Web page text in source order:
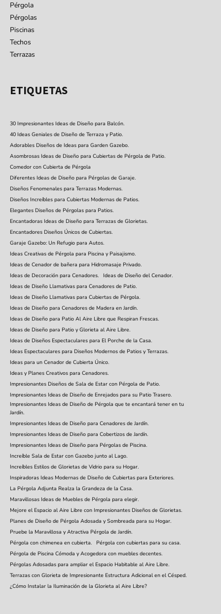
Pérgola
Pérgolas
Piscinas
Techos
Terrazas
ETIQUETAS
30 Impresionantes Ideas de Diseño para Balcón.
40 Ideas Geniales de Diseño de Terraza y Patio.
Adorables Diseños de Ideas para Garden Gazebo.
Asombrosas Ideas de Diseño para Cubiertas de Pérgola de Patio.
Comedor con Cubierta de Pérgola
Diferentes Ideas de Diseño para Pérgolas de Garaje.
Diseños Fenomenales para Terrazas Modernas.
Diseños Increíbles para Cubiertas Modernas de Patios.
Elegantes Diseños de Pérgolas para Patios.
Encantadoras Ideas de Diseño para Terrazas de Glorietas.
Encantadores Diseños Únicos de Cubiertas.
Garaje Gazebo: Un Refugio para Autos.
Ideas Creativas de Pérgola para Piscina y Paisajismo.
Ideas de Cenador de bañera para Hidromasaje Privado.
Ideas de Decoración para Cenadores.
Ideas de Diseño del Cenador.
Ideas de Diseño Llamativas para Cenadores de Patio.
Ideas de Diseño Llamativas para Cubiertas de Pérgola.
Ideas de Diseño para Cenadores de Madera en Jardín.
Ideas de Diseño para Patio Al Aire Libre que Respiran Frescas.
Ideas de Diseño para Patio y Glorieta al Aire Libre.
Ideas de Diseños Espectaculares para El Porche de la Casa.
Ideas Espectaculares para Diseños Modernos de Patios y Terrazas.
Ideas para un Cenador de Cubierta Único.
Ideas y Planes Creativos para Cenadores.
Impresionantes Diseños de Sala de Estar con Pérgola de Patio.
Impresionantes Ideas de Diseño de Enrejados para su Patio Trasero.
Impresionantes Ideas de Diseño de Pérgola que te encantará tener en tu
Jardín.
Impresionantes Ideas de Diseño para Cenadores de Jardín.
Impresionantes Ideas de Diseño para Cobertizos de Jardín.
Impresionantes Ideas de Diseño para Pérgolas de Piscina.
Increíble Sala de Estar con Gazebo junto al Lago.
Increíbles Estilos de Glorietas de Vidrio para su Hogar.
Inspiradoras Ideas Modernas de Diseño de Cubiertas para Exteriores.
La Pérgola Adjunta Realza la Grandeza de la Casa.
Maravillosas Ideas de Muebles de Pérgola para elegir.
Mejore el Espacio al Aire Libre con Impresionantes Diseños de Glorietas.
Planes de Diseño de Pérgola Adosada y Sombreada para su Hogar.
Pruebe la Maravillosa y Atractiva Pérgola de Jardín.
Pérgola con chimenea en cubierta.
Pérgola con cubiertas para su casa.
Pérgola de Piscina Cómoda y Acogedora con muebles decentes.
Pérgolas Adosadas para ampliar el Espacio Habitable al Aire Libre.
Terrazas con Glorieta de Impresionante Estructura Adicional en el Césped.
¿Cómo Instalar la Iluminación de la Glorieta al Aire Libre?